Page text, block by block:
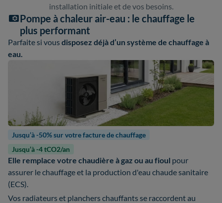
installation initiale et de vos besoins.
Pompe à chaleur air-eau : le chauffage le
plus performant
Parfaite si vousdisposez déjà d’un système de chauffage à
eau.
Jusqu’à -50% sur votre facture de chauffage
Jusqu’à -4 tCO2/an
Elle remplace votre chaudière à gaz ou au fioul pour
assurer le chauffage et la production d'eau chaude sanitaire
(ECS).
Vos radiateurs et planchers chauffants se raccordent au